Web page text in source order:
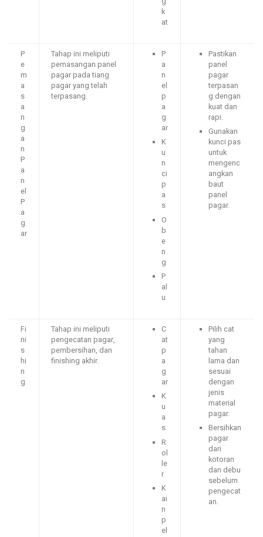
k
at
P
e
m
a
s
a
n
g
a
n
P
a
n
el
P
a
g
ar
Tahap ini meliputi
pemasangan panel
pagar pada tiang
pagar yang telah
terpasang.
P
a
n
el
p
a
g
ar
K
u
n
ci
p
a
s
O
b
e
n
g
P
al
u
Pastikan
panel
pagar
terpasan
g dengan
kuat dan
rapi.
Gunakan
kunci pas
untuk
mengenc
angkan
baut
panel
pagar.
Fi
ni
s
hi
n
g
Tahap ini meliputi
pengecatan pagar,
pembersihan, dan
finishing akhir.
C
at
p
a
g
ar
K
u
a
s
R
ol
le
r
K
ai
n
p
el
Pilih cat
yang
tahan
lama dan
sesuai
dengan
jenis
material
pagar.
Bersihkan
pagar
dari
kotoran
dan debu
sebelum
pengecat
an.